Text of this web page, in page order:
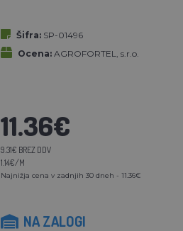
Šifra: SP-01496
Ocena: AGROFORTEL, s.r.o.
11.36€
9.31€ BREZ DDV
1.14€/M
Najnižja cena v zadnjih 30 dneh - 11.36€
NA ZALOGI